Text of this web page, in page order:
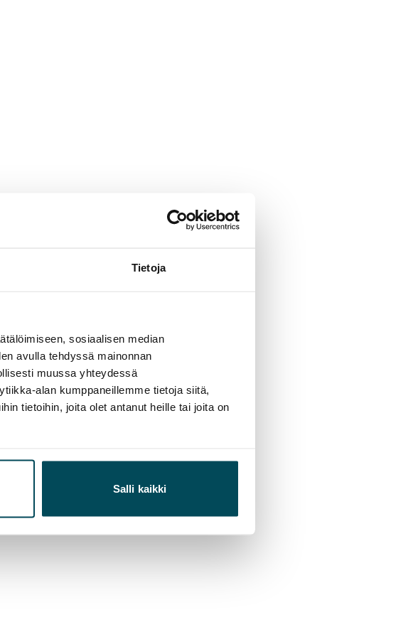
Tietoja
sosiaalisen median
avulla tehdyssä mainonnan
muussa yhteydessä
alan kumppaneillemme tietoja siitä,
tietoihin, joita olet antanut heille tai joita on
Salli kaikki